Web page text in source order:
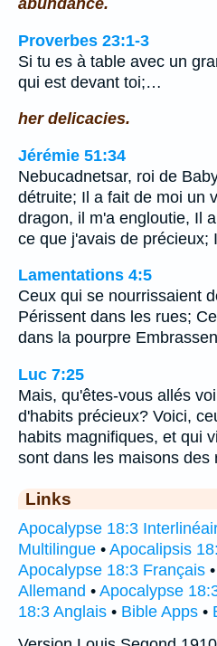
Proverbes 23:1-3
Si tu es à table avec un
qui est devant toi;…
her delicacies.
Jérémie 51:34
Nebucadnetsar, roi de
détruite; Il a fait de moi un
dragon, il m'a engloutie, Il
ce que j'avais de précieux;
Lamentations 4:5
Ceux qui se nourrissaient
Périssent dans les rues;
dans la pourpre
Luc 7:25
Mais, qu'êtes-vous allés
d'habits précieux? Voici,
habits magnifiques, et qui
sont dans les maisons des
Links
Apocalypse 18:3
Multilingue • Apocalipsis
Apocalypse 18:3 Français •
Allemand • Apocalypse
18:3 Anglais • Bible Apps •